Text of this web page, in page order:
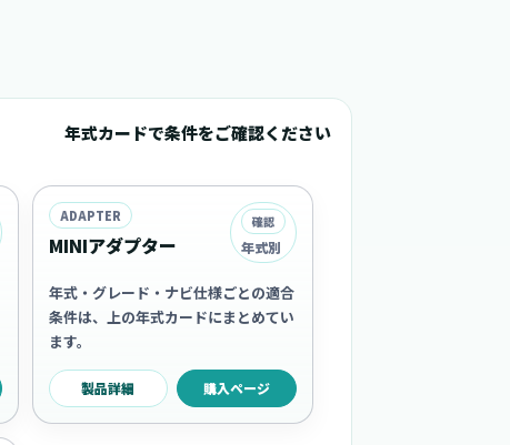
年式カードで条件をご確認ください
ADAPTER
MINIアダプター
確認
年式別
年式・グレード・ナビ仕様ごとの適合
条件は、上の年式カードにまとめてい
ます。
製品詳細 購入ページ